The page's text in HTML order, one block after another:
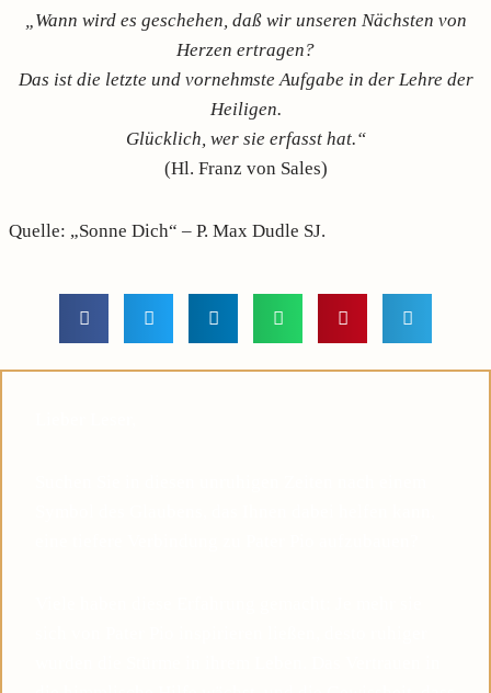
„Wann wird es geschehen, daß wir unseren Nächsten von
Herzen ertragen?
Das ist die letzte und vornehmste Aufgabe in der Lehre der
Heiligen.
Glücklich, wer sie erfasst hat.“
(Hl. Franz von Sales)
Quelle: „Sonne Dich“ – P. Max Dudle SJ.